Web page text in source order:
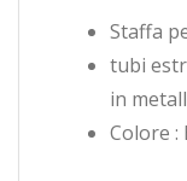
Staffa
tubi
in
Colore :